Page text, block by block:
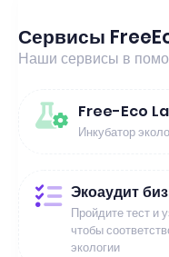
Сервисы
Наши сервисы в
Free-Eco
Инкубатор
Экоаудит
Пройдите тест и
чтобы
экологии